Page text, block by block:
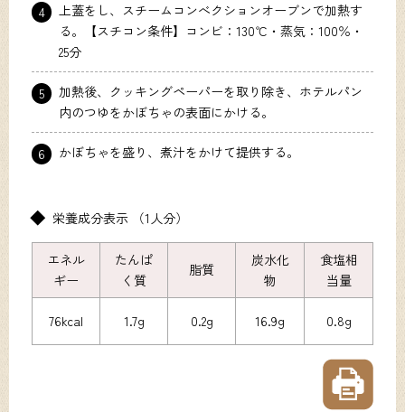
4
上蓋をし、スチームコンべクションオーブンで加熱す
る。【スチコン条件】コンビ：130℃・蒸気：100％・
25分
5
加熱後、クッキングペーパーを取り除き、ホテルパン
内のつゆをかぼちゃの表面にかける。
6 かぼちゃを盛り、煮汁をかけて提供する。
栄養成分表示 （1人分）
エネル
ギー
たんぱ
く質
脂質
炭水化
物
食塩相
当量
76kcal 1.7g 0.2g 16.9g 0.8g